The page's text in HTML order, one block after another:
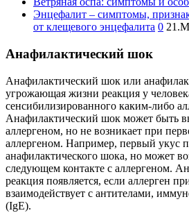
Энцефалит – симптомы,
от клещевого энцефалита 0
Анафилактический шок
Анафилактический шок или
угрожающая жизни реакция у
сенсибилизированного каким-либо
Анафилактический шок может быть
аллергеном, но не возникает при
аллергеном. Например, первый укус
анафилактического шока, но может
следующем контакте с аллергеном.
реакция появляется, если аллерген
взаимодействует с антителами,
(IgE).